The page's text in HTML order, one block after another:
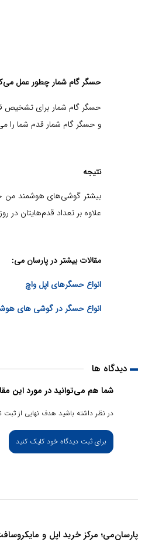
حسگر گام شمار چطور عمل
حسگر گام شمار برای تشخیص
و حسگر گام شمار قدم شما را
نتیجه
علاوه بر تعداد قدم‌هایتان در
مقالات بیشتر در پارسان می:
انواع حسگرهای اپل واچ
انواع حسگر در گوشی های
دیدگاه ها
شما هم می‌توانید در مورد این
در نظر داشته باشید هدف نهایی از
برای ثبت دیدگاه خود کلیک کنید
پارسان‌می؛ مرکز خرید اپل و